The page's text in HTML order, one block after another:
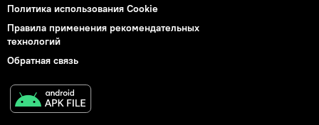
Политика использования Cookie
Правила применения рекомендательных
технологий
Обратная связь